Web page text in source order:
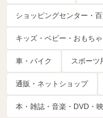
ショッピングセンター・
キッズ・ベビー・おもちゃ
車・バイク スポーツ
通販・ネットショップ
本・雑誌・音楽・DVD・